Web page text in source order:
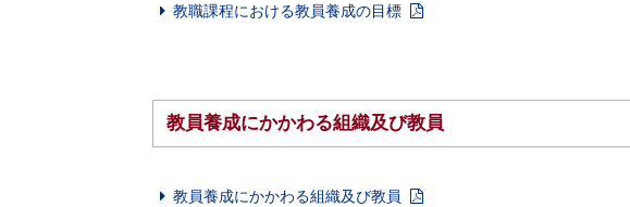
教職課程における教員養成の目標
教員養成にかかわる組織及び教員
教員養成にかかわる組織及び教員